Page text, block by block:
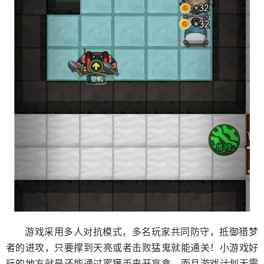
游戏采用多人对抗模式，多名玩家共同防守，抵御猎梦
者的进攻，只要撑到天亮或者击败猛鬼就能通关！小游戏好